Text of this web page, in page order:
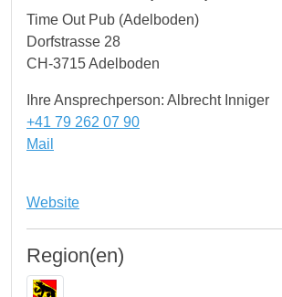
Time Out Pub (Adelboden)
Dorfstrasse 28
CH-3715 Adelboden
Ihre Ansprechperson: Albrecht Inniger
+41 79 262 07 90
Mail
Website
Region(en)